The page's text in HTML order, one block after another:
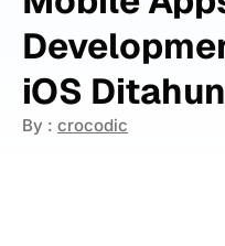
iOS
By : crocodic